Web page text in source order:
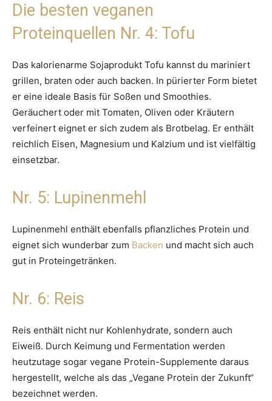
Die besten veganen
Proteinquellen Nr. 4: Tofu
Das kalorienarme Sojaprodukt Tofu kannst du mariniert
grillen, braten oder auch backen. In pürierter Form bietet
er eine ideale Basis für Soßen und Smoothies.
Geräuchert oder mit Tomaten, Oliven oder Kräutern
verfeinert eignet er sich zudem als Brotbelag. Er enthält
reichlich Eisen, Magnesium und Kalzium und ist vielfältig
einsetzbar.
Nr. 5: Lupinenmehl
Lupinenmehl enthält ebenfalls pflanzliches Protein und
eignet sich wunderbar zum Backen und macht sich auch
gut in Proteingetränken.
Nr. 6: Reis
Reis enthält nicht nur Kohlenhydrate, sondern auch
Eiweiß. Durch Keimung und Fermentation werden
heutzutage sogar vegane Protein-Supplemente daraus
hergestellt, welche als das „Vegane Protein der Zukunft“
bezeichnet werden.